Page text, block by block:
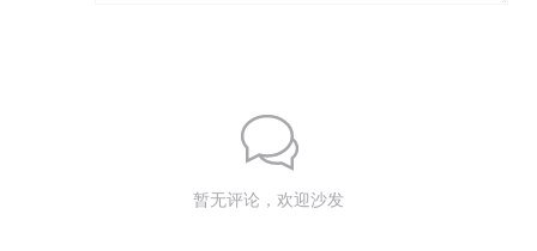
暂无评论，欢迎沙发